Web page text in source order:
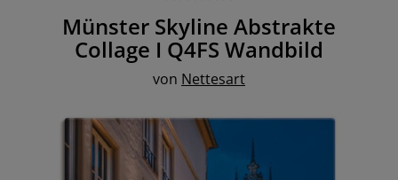
Münster Skyline Abstrakte
Collage I Q4FS Wandbild
von Nettesart